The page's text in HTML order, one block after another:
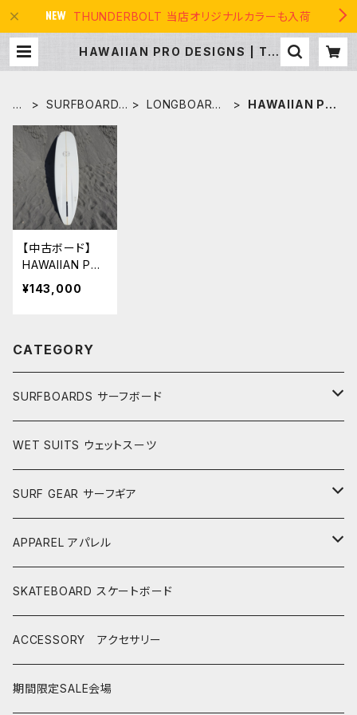
THUNDERBOLT 当店オリジナルカラーも入荷
HAWAIIAN PRO DESIGNS | TH
H
E
SURFBOARDS
LONGBOARDS
HAWAIIAN PR
【中古ボード】
HAWAIIAN PR
O DEIGNS BE
ACHBREAK
¥143,000
CATEGORY
SURFBOARDS サーフボード
LONGBOARDS ロングボード
AKIRA ISHIZUKA
CASH SURFBOARDS
SHORTBOARDS ショートボード
CASH SUFBOARDS
CEANO SURFBOARDS
MID LENGTH ミッドレングス
CASH SURFBOARDS
CEANO SURFBOARDS
USEDBOARDS 中古サーフボード
SOFTBOARDS ソフトボード
CATCH SURF
WET SUITS ウェットスーツ
SURF GEAR サーフギア
FIN
LEASH
DECKPAD
BOARD CASE
APPAREL アパレル
HURLEY
VISSLA
T-SHIRTS
SHOES
SKATEBOARD スケートボード
ACCESSORY アクセサリー
期間限定SALE会場